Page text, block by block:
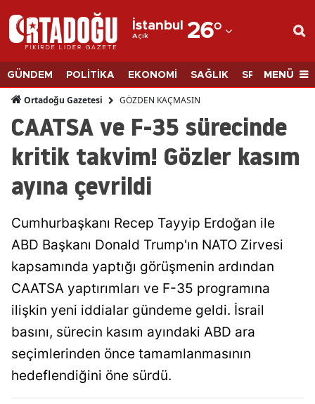
İstanbul
Açık 26°
Adana
Adıyaman
Afyonkarahisar
Ağrı
Amasya
Ankara
Antalya
Artvin
Aydın
Bilecik
Bingöl
GÜNDEM POLİTİKA EKONOMİ SAĞLIK SPORMENÜ
Ortadoğu Gazetesi GÖZDEN KAÇMASIN
CAATSA ve F-35 sürecinde
kritik takvim! Gözler kasım
ayına çevrildi
Cumhurbaşkanı Recep Tayyip Erdoğan ile
ABD Başkanı Donald Trump'ın NATO Zirvesi
kapsamında yaptığı görüşmenin ardından
CAATSA yaptırımları ve F-35 programına
ilişkin yeni iddialar gündeme geldi. İsrail
basını, sürecin kasım ayındaki ABD ara
seçimlerinden önce tamamlanmasının
hedeflendiğini öne sürdü.